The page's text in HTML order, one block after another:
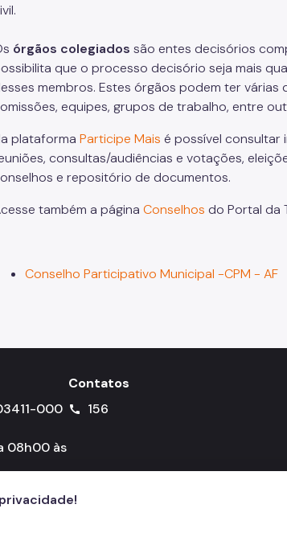
órgãos colegiados são entes decisórios
que o processo decisório seja mais
membros. Estes órgãos podem ter várias
equipes, grupos de trabalho, entre
plataforma Participe Mais é possível consultar
consultas/audiências e votações,
e repositório de documentos.
também a página Conselhos do Portal da
Conselho Participativo Municipal -CPM - AF
000
08h00 às
Contatos
call 156